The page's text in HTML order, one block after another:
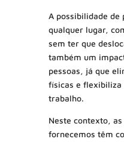
A possibilidade de
qualquer lugar,
sem ter que
também um
pessoas, já que
físicas e flexibiliza
trabalho.
Neste contexto, as
fornecemos têm